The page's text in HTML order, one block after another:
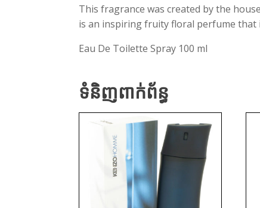
This fragrance was created by the
is an inspiring fruity floral perfume that
Eau De Toilette Spray 100 ml
ទំនិញពាក់ព័ន្ធ